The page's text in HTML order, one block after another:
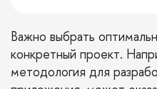
Важно выбрать
конкретный проект.
методология для